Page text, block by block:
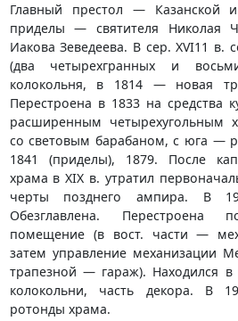
Главный престол — Казанской
приделы — святителя Николая
Иакова Зеведеева. В сер. XVI11 в.
(два четырехгранных и
колокольня, в 1814 — новая
Перестроена в 1833 на средства
расширенным четырехугольным
со световым барабаном, с юга —
1841 (приделы), 1879. После
храма в XIX в. утратил
черты позднего ампира. В
Обезглавлена. Перестроена
помещение (в вост. части —
затем управление механизации
трапезной — гараж). Находился
колокольни, часть декора. В
ротонды храма.